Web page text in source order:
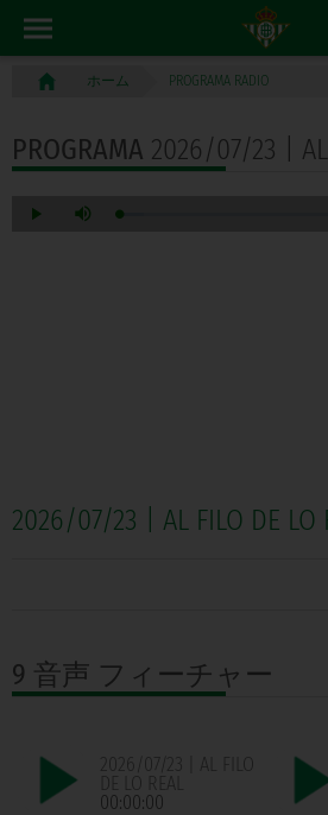
ホーム PROGRAMA RADIO
PROGRAMA 2026/07/23 | AL
2026/07/23 | AL FILO DE LO
9 音声 フィーチャー
2026/07/23 | AL FILO
DE LO REAL
00:00:00